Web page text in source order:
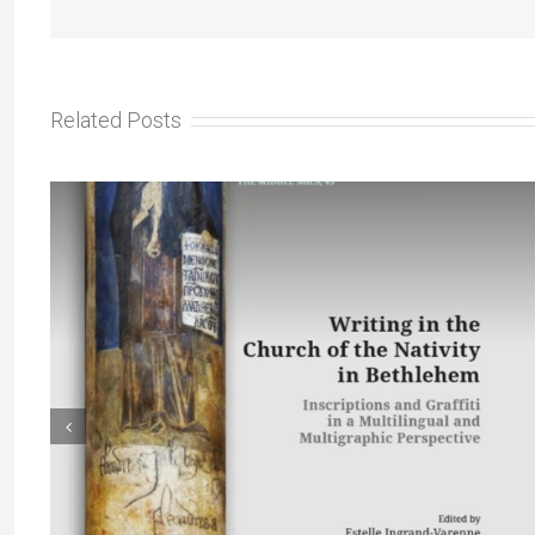
Related Posts